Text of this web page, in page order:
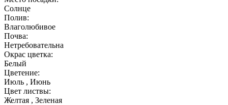
Солнце
Полив:
Влаголюбивое
Почва:
Нетребовательна
Окрас цветка:
Белый
Цветение:
Июль , Июнь
Цвет листвы:
Желтая , Зеленая